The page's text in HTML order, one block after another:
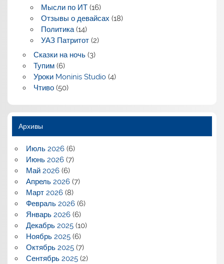
Мысли по ИТ(16)
Отзывы о девайсах (18)
Политика(14)
УАЗ Патритот(2)
Сказки на ночь(3)
Тупим(6)
Уроки Moninis Studio(4)
Чтиво(50)
Архивы
Июль 2026(6)
Июнь 2026(7)
Май 2026(6)
Апрель 2026(7)
Март 2026(8)
Февраль 2026(6)
Январь 2026(6)
Декабрь 2025(10)
Ноябрь 2025(6)
Октябрь 2025(7)
Сентябрь 2025(2)